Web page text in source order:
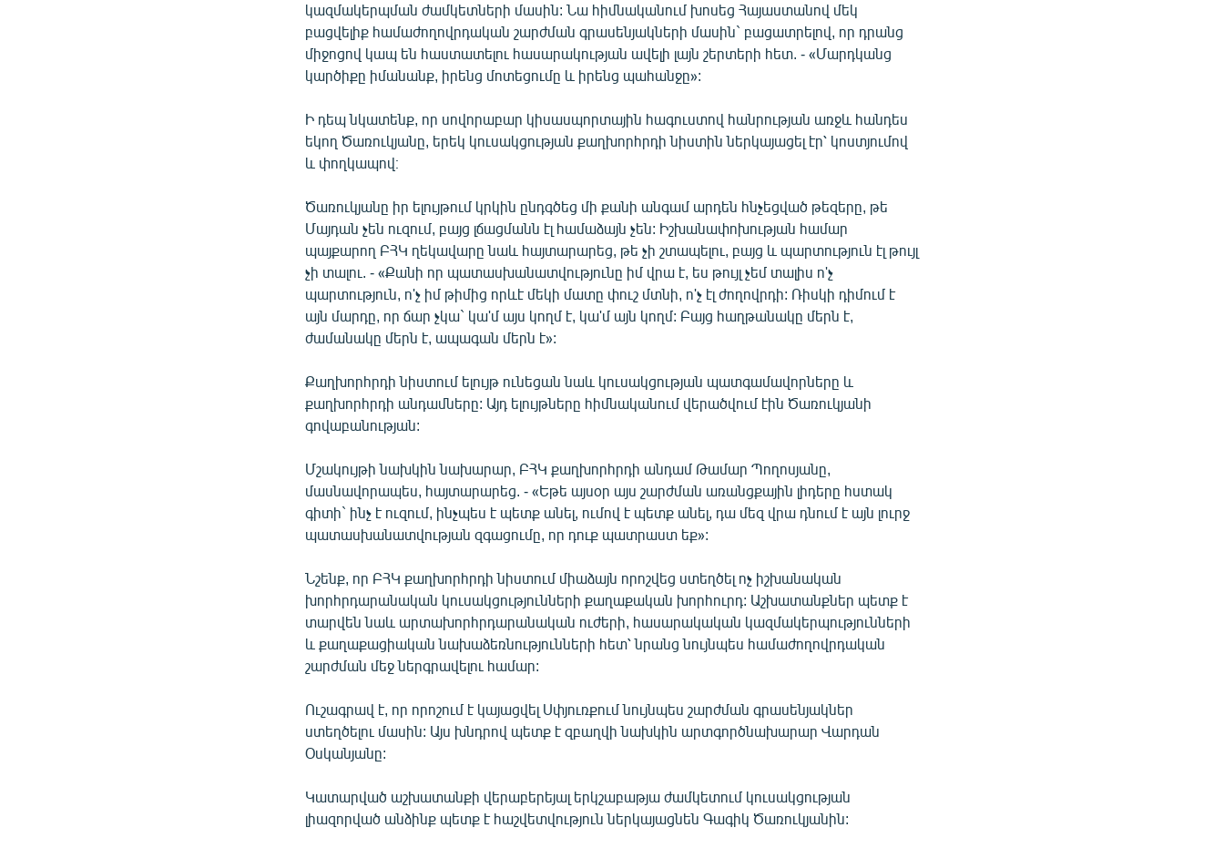
կազմակերպման ժամկետների մասին: Նա հիմնականում խոսեց Հայաստանով մեկ
բացվելիք համաժողովրդական շարժման գրասենյակների մասին` բացատրելով, որ դրանց
միջոցով կապ են հաստատելու հասարակության ավելի լայն շերտերի հետ. - «Մարդկանց
կարծիքը իմանանք, իրենց մոտեցումը և իրենց պահանջը»:
Ի դեպ նկատենք, որ սովորաբար կիսասպորտային հագուստով հանրության առջև հանդես
եկող Ծառուկյանը, երեկ կուսակցության քաղխորհրդի նիստին ներկայացել էր՝ կոստյումով
և փողկապով։
Ծառուկյանը իր ելույթում կրկին ընդգծեց մի քանի անգամ արդեն հնչեցված թեզերը, թե
Մայդան չեն ուզում, բայց լճացմանն էլ համաձայն չեն: Իշխանափոխության համար
պայքարող ԲՀԿ ղեկավարը նաև հայտարարեց, թե չի շտապելու, բայց և պարտություն էլ թույլ
չի տալու. - «Քանի որ պատասխանատվությունը իմ վրա է, ես թույլ չեմ տալիս ո'չ
պարտություն, ո'չ իմ թիմից որևէ մեկի մատը փուշ մտնի, ո'չ էլ ժողովրդի: Ռիսկի դիմում է
այն մարդը, որ ճար չկա` կա'մ այս կողմ է, կա'մ այն կողմ: Բայց հաղթանակը մերն է,
ժամանակը մերն է, ապագան մերն է»:
Քաղխորհրդի նիստում ելույթ ունեցան նաև կուսակցության պատգամավորները և
քաղխորհրդի անդամները: Այդ ելույթները հիմնականում վերածվում էին Ծառուկյանի
գովաբանության:
Մշակույթի նախկին նախարար, ԲՀԿ քաղխորհրդի անդամ Թամար Պողոսյանը,
մասնավորապես, հայտարարեց. - «Եթե այսօր այս շարժման առանցքային լիդերը հստակ
գիտի` ինչ է ուզում, ինչպես է պետք անել, ումով է պետք անել, դա մեզ վրա դնում է այն լուրջ
պատասխանատվության զգացումը, որ դուք պատրաստ եք»:
Նշենք, որ ԲՀԿ քաղխորհրդի նիստում միաձայն որոշվեց ստեղծել ոչ իշխանական
խորհրդարանական կուսակցությունների քաղաքական խորհուրդ: Աշխատանքներ պետք է
տարվեն նաև արտախորհրդարանական ուժերի, հասարակական կազմակերպությունների
և քաղաքացիական նախաձեռնությունների հետ՝ նրանց նույնպես համաժողովրդական
շարժման մեջ ներգրավելու համար:
Ուշագրավ է, որ որոշում է կայացվել Սփյուռքում նույնպես շարժման գրասենյակներ
ստեղծելու մասին: Այս խնդրով պետք է զբաղվի նախկին արտգործնախարար Վարդան
Օսկանյանը:
Կատարված աշխատանքի վերաբերեյալ երկշաբաթյա ժամկետում կուսակցության
լիազորված անձինք պետք է հաշվետվություն ներկայացնեն Գագիկ Ծառուկյանին: